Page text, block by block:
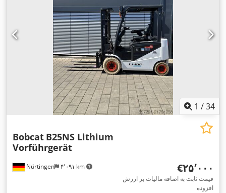
1 /34
Nürtingen ۴٬۰۹۱ km
Bobcat B25NS Lithium
Vorführgerät
‎€۲۵٬۰۰۰
قیمت ثابت به اضافه مالیات بر ارزش
افزوده